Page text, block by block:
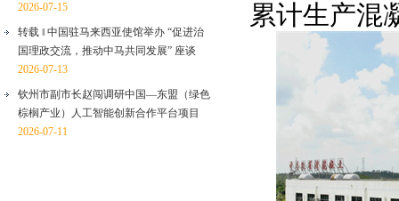
2026-07-15
转载 ‖ 中国驻马来西亚使馆举办 “促进治
国理政交流，推动中马共同发展” 座谈
2026-07-13
钦州市副市长赵闯调研中国—东盟（绿色
棕榈产业）人工智能创新合作平台项目
2026-07-11
累计生产混